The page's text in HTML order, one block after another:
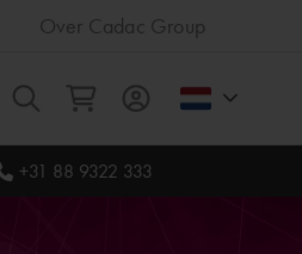
Over Cadac Group
Alles
+31 88 9322 333